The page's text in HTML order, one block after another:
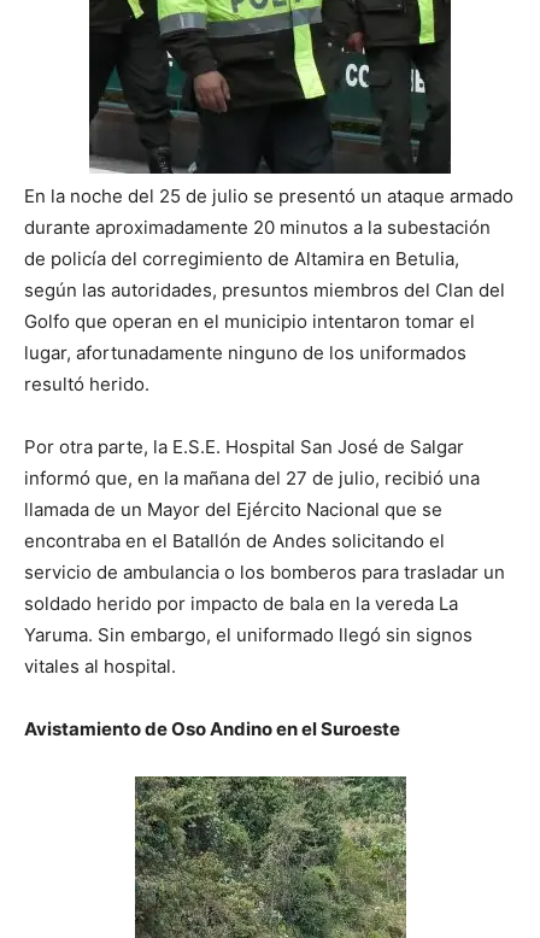
En la noche del 25 de julio se presentó un ataque armado
durante aproximadamente 20 minutos a la subestación
de policía del corregimiento de Altamira en Betulia,
según las autoridades, presuntos miembros del Clan del
Golfo que operan en el municipio intentaron tomar el
lugar, afortunadamente ninguno de los uniformados
resultó herido.
Por otra parte, la E.S.E. Hospital San José de Salgar
informó que, en la mañana del 27 de julio, recibió una
llamada de un Mayor del Ejército Nacional que se
encontraba en el Batallón de Andes solicitando el
servicio de ambulancia o los bomberos para trasladar un
soldado herido por impacto de bala en la vereda La
Yaruma. Sin embargo, el uniformado llegó sin signos
vitales al hospital.
Avistamiento de Oso Andino en el Suroeste